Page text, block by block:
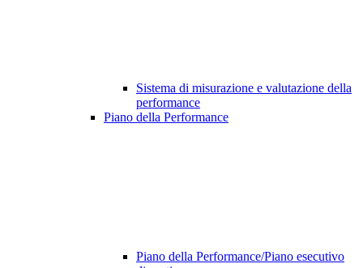
Sistema di misurazione e valutazione della
performance
Piano della Performance
Piano della Performance/Piano esecutivo